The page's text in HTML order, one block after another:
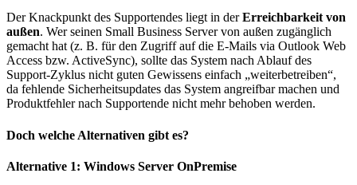
Der Knackpunkt des Supportendes liegt in derErreichbarkeit von
außen. Wer seinen Small Business Server von außen zugänglich
gemacht hat (z. B. für den Zugriff auf die E-Mails via Outlook Web
Access bzw. ActiveSync), sollte das System nach Ablauf des
Support-Zyklus nicht guten Gewissens einfach „weiterbetreiben“,
da fehlende Sicherheitsupdates das System angreifbar machen und
Produktfehler nach Supportende nicht mehr behoben werden.
Doch welche Alternativen gibt es?
Alternative 1: Windows Server OnPremise